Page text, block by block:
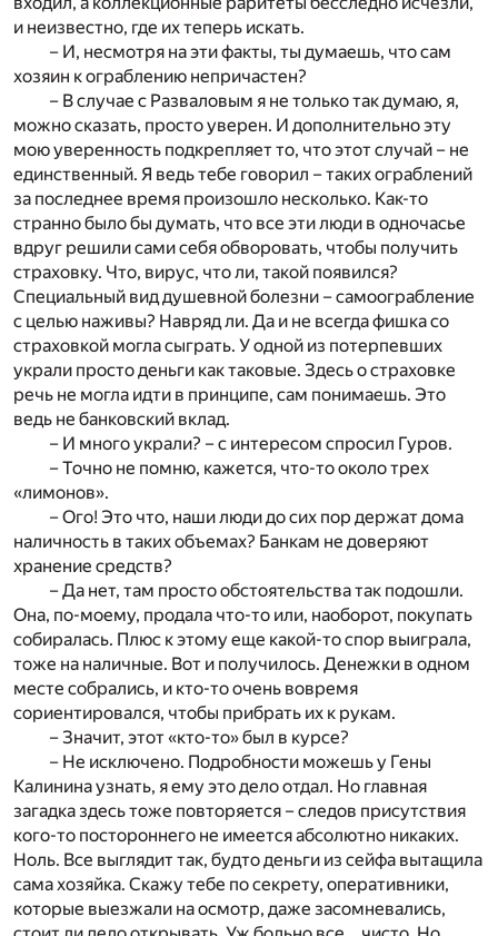
и неизвестно, где их теперь искать.
– И, несмотря на эти факты, ты думаешь, что сам
хозяин к ограблению непричастен?
– В случае с Разваловым я не только так думаю, я,
можно сказать, просто уверен. И дополнительно эту
мою уверенность подкрепляет то, что этот случай – не
единственный. Я ведь тебе говорил – таких ограблений
за последнее время произошло несколько. Как-то
странно было бы думать, что все эти люди в одночасье
вдруг решили сами себя обворовать, чтобы получить
страховку. Что, вирус, что ли, такой появился?
Специальный вид душевной болезни – самоограбление
с целью наживы? Навряд ли. Да и не всегда фишка со
страховкой могла сыграть. У одной из потерпевших
украли просто деньги как таковые. Здесь о страховке
речь не могла идти в принципе, сам понимаешь. Это
ведь не банковский вклад.
– И много украли? – с интересом спросил Гуров.
– Точно не помню, кажется, что-то около трех
«лимонов».
– Ого! Это что, наши люди до сих пор держат дома
наличность в таких объемах? Банкам не доверяют
хранение средств?
– Да нет, там просто обстоятельства так подошли.
Она, по-моему, продала что-то или, наоборот, покупать
собиралась. Плюс к этому еще какой-то спор выиграла,
тоже на наличные. Вот и получилось. Денежки в одном
месте собрались, и кто-то очень вовремя
сориентировался, чтобы прибрать их к рукам.
– Значит, этот «кто-то» был в курсе?
– Не исключено. Подробности можешь у Гены
Калинина узнать, я ему это дело отдал. Но главная
загадка здесь тоже повторяется – следов присутствия
кого-то постороннего не имеется абсолютно никаких.
Ноль. Все выглядит так, будто деньги из сейфа вытащила
сама хозяйка. Скажу тебе по секрету, оперативники,
которые выезжали на осмотр, даже засомневались,